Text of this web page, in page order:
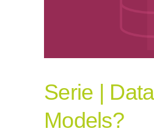
Serie |
Models?